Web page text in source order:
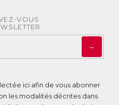
VOUS
→
ici afin de vous abonner
les modalités décrites dans